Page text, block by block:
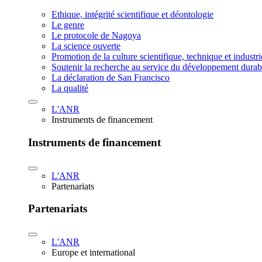
Ethique, intégrité scientifique et déontologie
Le genre
Le protocole de Nagoya
La science ouverte
Promotion de la culture scientifique, technique et
Soutenir la recherche au service du développement
La déclaration de San Francisco
La qualité
L'ANR
Instruments de financement
Instruments de financement
L'ANR
Partenariats
Partenariats
L'ANR
Europe et international